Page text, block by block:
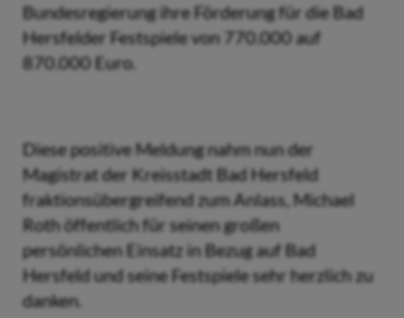
Bundesregierung ihre Förderung für die Bad
Hersfelder Festspiele von 770.000 auf
870.000 Euro.
Diese positive Meldung nahm nun der
Magistrat der Kreisstadt Bad Hersfeld
fraktionsübergreifend zum Anlass, Michael
Roth öffentlich für seinen großen
persönlichen Einsatz in Bezug auf Bad
Hersfeld und seine Festspiele sehr herzlich zu
danken.